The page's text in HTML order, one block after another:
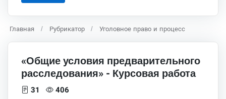
Главная Рубрикатор Уголовное право и процесс
«Общие условия предварительного
расследования» - Курсовая работа
31 406